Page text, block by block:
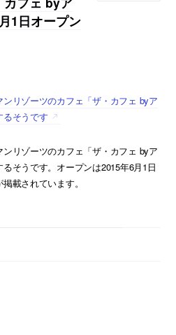
1日オープン
リゾーツのカフェ「ザ・カフェ byア
るそうです
リゾーツのカフェ「ザ・カフェ byア
そうです。オープンは2015年6月1日
載されています。